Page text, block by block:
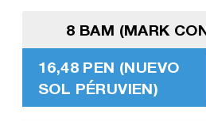
8 BAM (MARK
16,48 PEN (NUEVO
SOL PÉRUVIEN)